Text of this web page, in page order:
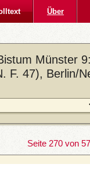
Über
Münster
F. 47), Berlin/
Seite 270 von